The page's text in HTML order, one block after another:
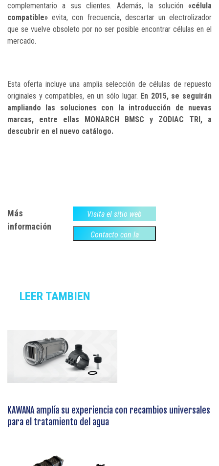
complementario a sus clientes. Además, la solución «célula
compatible» evita, con frecuencia, descartar un electrolizador
que se vuelve obsoleto por no ser posible encontrar células en el
mercado.
Esta oferta incluye una amplia selección de células de repuesto
originales y compatibles, en un sólo lugar. En 2015, se seguirán
ampliando las soluciones con la introducción de nuevas
marcas, entre ellas MONARCH BMSC y ZODIAC TRI, a
descubrir en el nuevo catálogo.
Más
información
Visita el sitio web
Contacto con la
LEER TAMBIEN
KAWANA amplía su experiencia con recambios universales
para el tratamiento del agua